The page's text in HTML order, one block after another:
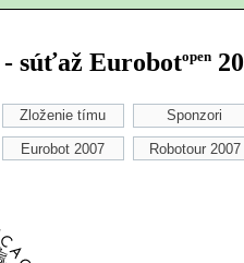
- súťaž Eurobotopen
Zloženie tímu Sponzori
Eurobot 2007 Robotour 2007